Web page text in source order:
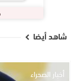
شاهد أيضا
أخبار الصحراء